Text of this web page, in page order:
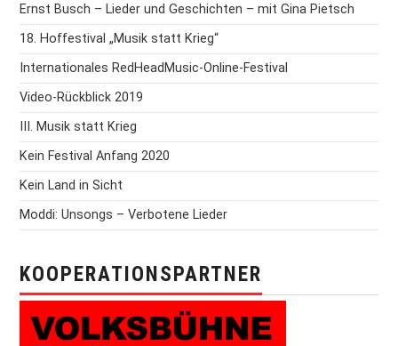
Ernst Busch – Lieder und Geschichten – mit Gina Pietsch
18. Hoffestival „Musik statt Krieg“
Internationales RedHeadMusic-Online-Festival
Video-Rückblick 2019
III. Musik statt Krieg
Kein Festival Anfang 2020
Kein Land in Sicht
Moddi: Unsongs – Verbotene Lieder
KOOPERATIONSPARTNER